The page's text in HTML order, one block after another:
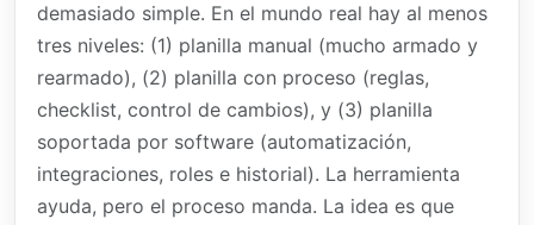
demasiado simple. En el mundo real hay al menos
tres niveles: (1) planilla manual (mucho armado y
rearmado), (2) planilla con proceso (reglas,
checklist, control de cambios), y (3) planilla
soportada por software (automatización,
integraciones, roles e historial). La herramienta
ayuda, pero el proceso manda. La idea es que